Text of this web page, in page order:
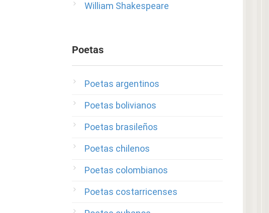
William Shakespeare
Poetas
Poetas argentinos
Poetas bolivianos
Poetas brasileños
Poetas chilenos
Poetas colombianos
Poetas costarricenses